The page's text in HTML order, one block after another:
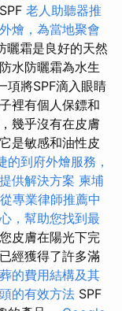
老人助聽器推
燴，為當地聚會
曬霜是良好的天然
防水防曬霜為水生
項將SPF滴入眼睛
裡有個人保鏢和
幾乎沒有在皮膚
是敏感和油性皮
的到府外燴服務，
供解決方案 柬埔
從專業律師推薦中
，幫助您找到最
皮膚在陽光下完
經獲得了許多滿
的費用結構及其
的有效方法 SPF